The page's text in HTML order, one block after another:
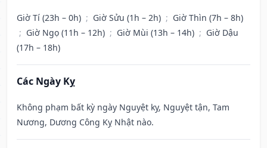
Giờ Tí (23h – 0h) ; Giờ Sửu (1h – 2h) ; Giờ Thìn (7h – 8h)
; Giờ Ngọ (11h – 12h) ; Giờ Mùi (13h – 14h) ; Giờ Dậu
(17h – 18h)
Các Ngày Kỵ
Không phạm bất kỳ ngày Nguyệt kỵ, Nguyệt tận, Tam
Nương, Dương Công Kỵ Nhật nào.